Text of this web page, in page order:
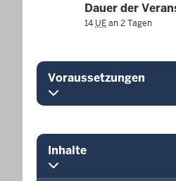
Dauer der
14UEan 2 Tagen
Voraussetzungen
Inhalte